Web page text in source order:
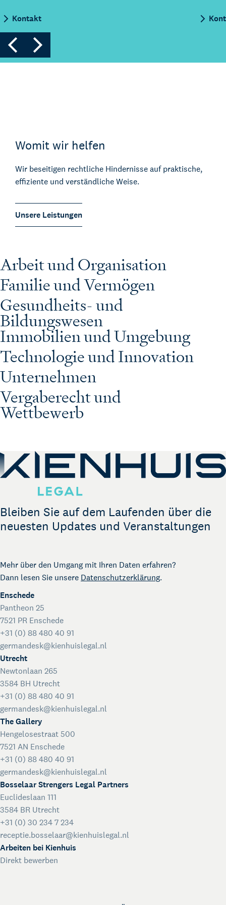
Kontakt
Womit wir helfen
Wir beseitigen rechtliche Hindernisse auf praktische,
effiziente und verständliche Weise.
Unsere Leistungen
Arbeit und Organisation
Familie und Vermögen
Gesundheits- und
Bildungswesen
Immobilien und Umgebung
Technologie und Innovation
Unternehmen
Vergaberecht und
Wettbewerb
Bleiben Sie auf dem Laufenden über die
neuesten Updates und Veranstaltungen
Mehr über den Umgang mit Ihren Daten erfahren?
Dann lesen Sie unsere Datenschutzerklärung.
Enschede
Pantheon 25
7521 PR Enschede
+31 (0) 88 480 40 91
germandesk@kienhuislegal.nl
Utrecht
Newtonlaan 265
3584 BH Utrecht
+31 (0) 88 480 40 91
germandesk@kienhuislegal.nl
The Gallery
Hengelosestraat 500
7521 AN Enschede
+31 (0) 88 480 40 91
germandesk@kienhuislegal.nl
Bosselaar Strengers Legal Partners
Euclideslaan 111
3584 BR Utrecht
+31 (0) 30 234 7 234
receptie.bosselaar@kienhuislegal.nl
Arbeiten bei Kienhuis
Direkt bewerben